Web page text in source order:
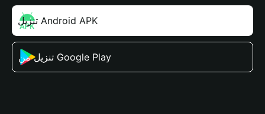
تنزيل Android APK
تنزيل من Google Play